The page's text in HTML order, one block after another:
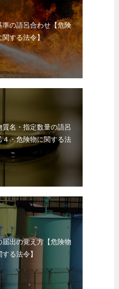
準の語呂合わせ【危険
関する法令】
名・指定数量の語呂
４・危険物に関する法
出の覚え方【危険物
る法令】